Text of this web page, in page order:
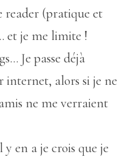
reader (pratique et
et je me limite !
Je passe déjà
internet, alors si je ne
ne me verraient
en a je crois que je